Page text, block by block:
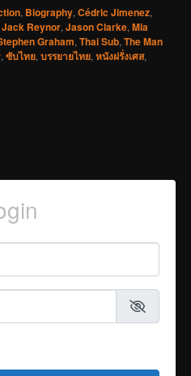
, Biography,Cédric Jimenez,
Jack Reynor,Jason Clarke,Mia
Graham,Thai Sub,The Man
,ซับไทย,บรรยายไทย,หนังฝรั่งเศส,